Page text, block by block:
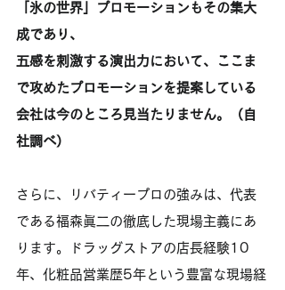
「氷の世界」プロモーションもその集大
成であり、
五感を刺激する演出力において、ここま
で攻めたプロモーションを提案している
会社は今のところ見当たりません。（自
社調べ）
さらに、リバティープロの強みは、代表
である福森眞二の徹底した現場主義にあ
ります。ドラッグストアの店長経験10
年、化粧品営業歴5年という豊富な現場経